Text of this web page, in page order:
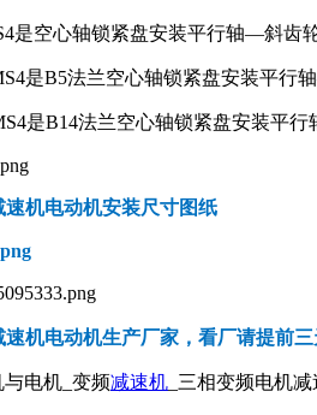
是空心轴锁紧盘安装平行轴—斜齿
是B5法兰空心轴锁紧盘安装平行
是B14法兰空心轴锁紧盘安装平
速机电动机安装尺寸图纸
速机电动机生产厂家，看厂请提前
电机_变频减速机 _三相变频电机